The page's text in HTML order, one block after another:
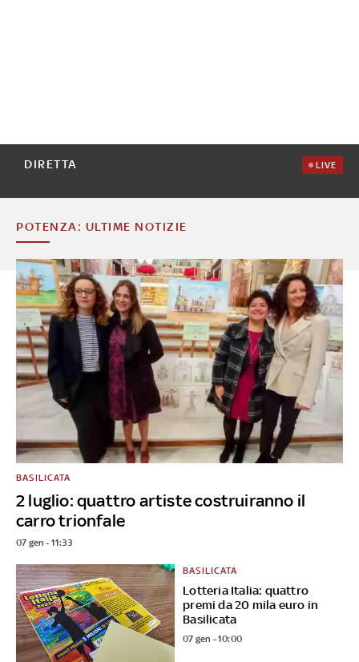
DIRETTA LIVE
POTENZA: ULTIME NOTIZIE
2 luglio: quattro artiste costruiranno il
carro trionfale
BASILICATA
07 gen - 11:33
Lotteria Italia: quattro
premi da 20 mila euro in
Basilicata
BASILICATA
07 gen - 10:00